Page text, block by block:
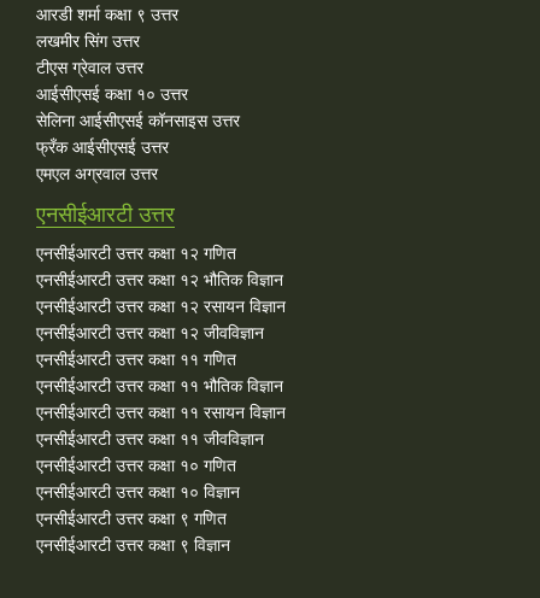
आरडी शर्मा कक्षा ९ उत्तर
लखमीर सिंग उत्तर
टीएस ग्रेवाल उत्तर
आईसीएसई कक्षा १० उत्तर
सेलिना आईसीएसई कॉनसाइस उत्तर
फ्रँक आईसीएसई उत्तर
एमएल अग्रवाल उत्तर
एनसीईआरटी उत्तर
एनसीईआरटी उत्तर कक्षा १२ गणित
एनसीईआरटी उत्तर कक्षा १२ भौतिक विज्ञान
एनसीईआरटी उत्तर कक्षा १२ रसायन विज्ञान
एनसीईआरटी उत्तर कक्षा १२ जीवविज्ञान
एनसीईआरटी उत्तर कक्षा ११ गणित
एनसीईआरटी उत्तर कक्षा ११ भौतिक विज्ञान
एनसीईआरटी उत्तर कक्षा ११ रसायन विज्ञान
एनसीईआरटी उत्तर कक्षा ११ जीवविज्ञान
एनसीईआरटी उत्तर कक्षा १० गणित
एनसीईआरटी उत्तर कक्षा १० विज्ञान
एनसीईआरटी उत्तर कक्षा ९ गणित
एनसीईआरटी उत्तर कक्षा ९ विज्ञान